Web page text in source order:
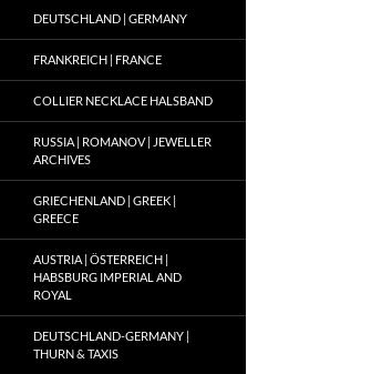
DEUTSCHLAND | GERMANY
FRANKREICH | FRANCE
COLLIER NECKLACE HALSBAND
RUSSIA | ROMANOV | JEWELLER
ARCHIVES
GRIECHENLAND | GREEK |
GREECE
AUSTRIA | ÖSTERREICH |
HABSBURG IMPERIAL AND
ROYAL
DEUTSCHLAND-GERMANY |
THURN & TAXIS